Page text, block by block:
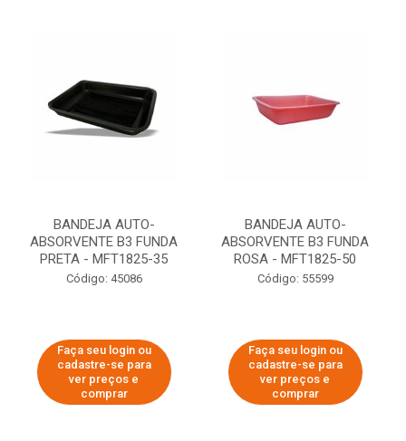
BANDEJA AUTO-
ABSORVENTE B3 FUNDA
PRETA - MFT1825-35
Código: 45086
Faça seu login ou
cadastre-se para
ver preços e
comprar
BANDEJA AUTO-
ABSORVENTE B3 FUNDA
ROSA - MFT1825-50
Código: 55599
Faça seu login ou
cadastre-se para
ver preços e
comprar